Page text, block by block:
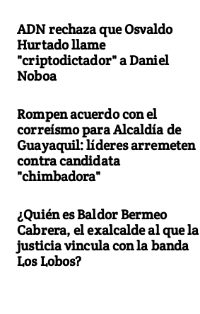
ADN rechaza que Osvaldo
Hurtado llame
"criptodictador" a Daniel
Noboa
Rompen acuerdo con el
correísmo para Alcaldía de
Guayaquil: líderes arremeten
contra candidata
"chimbadora"
¿Quién es Baldor Bermeo
Cabrera, el exalcalde al que la
justicia vincula con la banda
Los Lobos?